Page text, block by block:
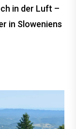
in der Luft –
in Sloweniens